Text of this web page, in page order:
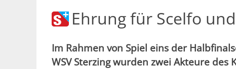
Ehrung für Scelfo
Im Rahmen von Spiel eins der
WSV Sterzing wurden zwei Akteure